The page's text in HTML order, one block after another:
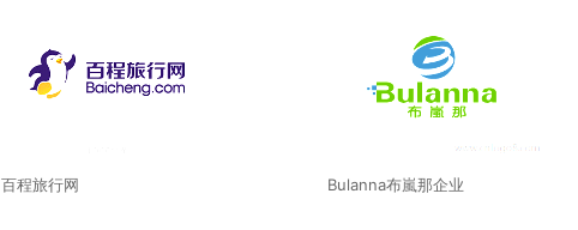
百程旅行网 Bulanna布嵐那企业